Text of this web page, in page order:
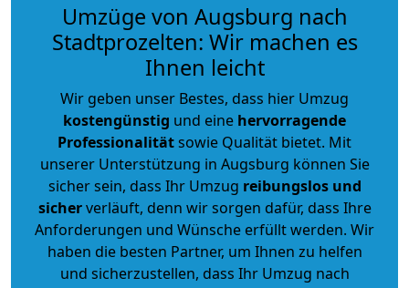
Umzüge von Augsburg nach
Stadtprozelten: Wir machen es
Ihnen leicht
Wir geben unser Bestes, dass hier Umzug
kostengünstig und eine hervorragende
Professionalitätsowie Qualität bietet. Mit
unserer Unterstützung in Augsburg können Sie
sicher sein, dass Ihr Umzug reibungslos und
sicherverläuft, denn wir sorgen dafür, dass Ihre
Anforderungen und Wünsche erfüllt werden. Wir
haben die besten Partner, um Ihnen zu helfen
und sicherzustellen, dass Ihr Umzug nach